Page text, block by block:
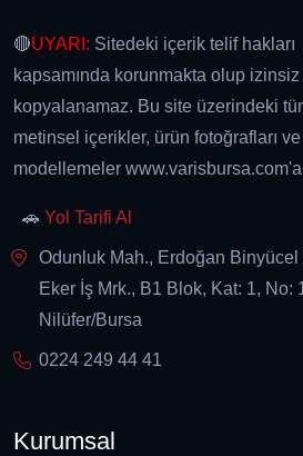
🔴UYARI: Sitedeki içerik telif hakları
kapsamında korunmakta olup izinsiz
kopyalanamaz. Bu site üzerindeki
metinsel içerikler, ürün fotoğrafları ve
modellemeler www.varisbursa.com'a
🚗 Yol Tarifi Al
Odunluk Mah., Erdoğan Binyücel
Eker İş Mrk., B1 Blok, Kat: 1, No:
Nilüfer/Bursa
0224 249 44 41
Kurumsal